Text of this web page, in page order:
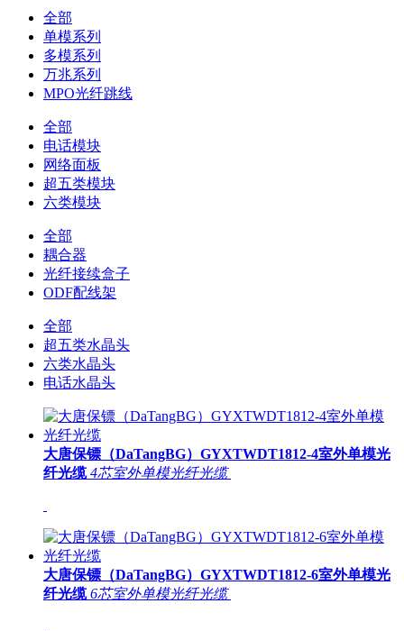
全部
单模系列
多模系列
万兆系列
MPO光纤跳线
全部
电话模块
网络面板
超五类模块
六类模块
全部
耦合器
光纤接续盒子
ODF配线架
全部
超五类水晶头
六类水晶头
电话水晶头
大唐保镖（DaTangBG）GYXTWDT1812-4室外单模光
纤光缆 4芯室外单模光纤光缆
大唐保镖（DaTangBG）GYXTWDT1812-6室外单模光
纤光缆 6芯室外单模光纤光缆